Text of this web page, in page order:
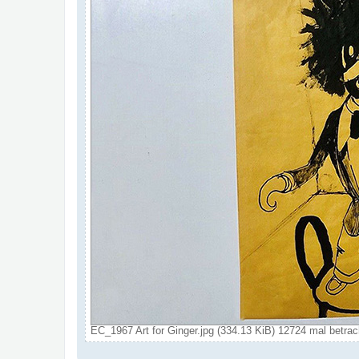
EC_1967 Art for Ginger.jpg (334.13 KiB) 12724 mal